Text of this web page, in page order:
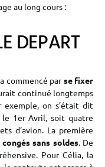
au long cours :
DEPART
commencé parse fixer
continué longtemps
exemple, on s’était dit
1er Avril, soit quatre
d’avion. La première
sans soldes. De
Pour Célia, la